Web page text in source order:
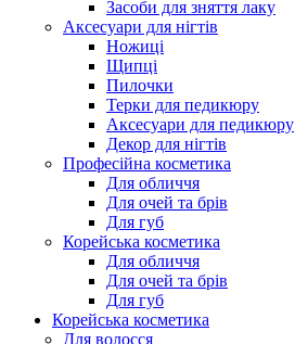
Засоби для зняття лаку
Аксесуари для нігтів
Ножиці
Щипці
Пилочки
Терки для педикюру
Аксесуари для педикюру
Декор для нігтів
Професійна косметика
Для обличчя
Для очей та брів
Для губ
Корейська косметика
Для обличчя
Для очей та брів
Для губ
Корейська косметика
Для волосся